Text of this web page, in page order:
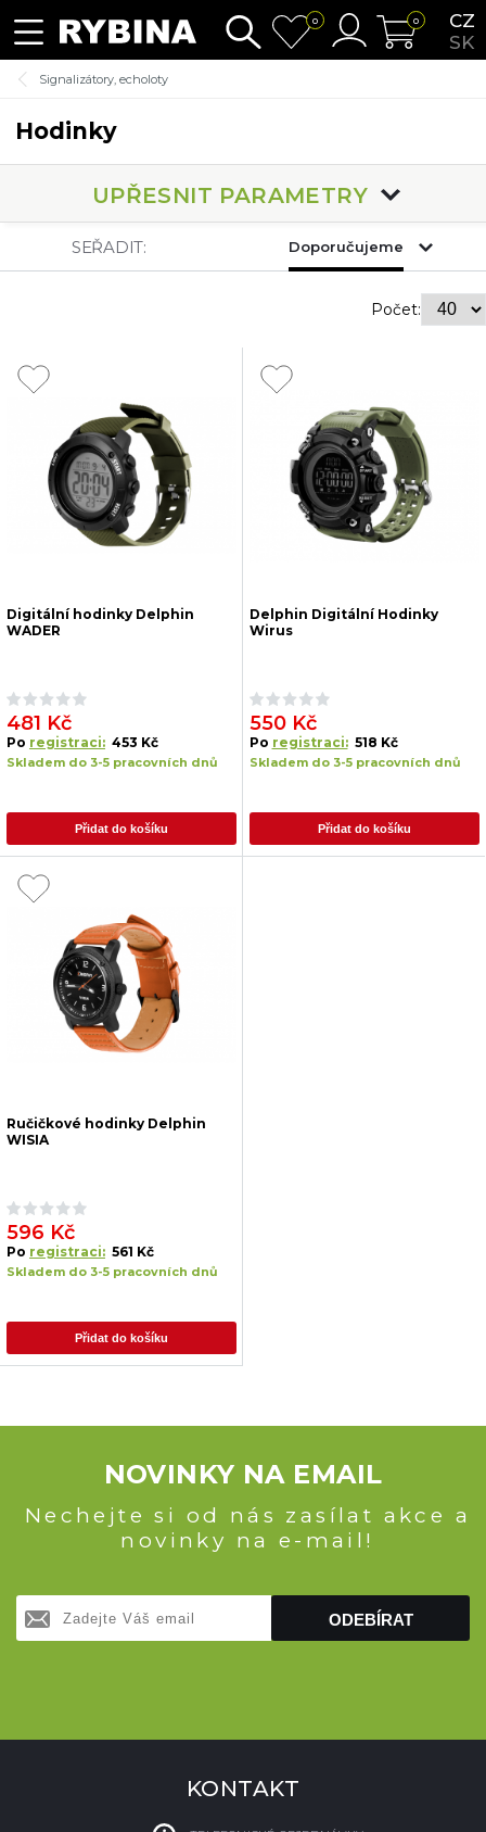
CZ
SK
0 0
Signalizátory, echoloty
Hodinky
UPŘESNIT PARAMETRY
SEŘADIT: Doporučujeme
Počet:
Digitální hodinky Delphin
WADER
481 Kč
Po registraci: 453 Kč
Skladem do 3-5 pracovních dnů
Přidat do košíku
Delphin Digitální Hodinky
Wirus
550 Kč
Po registraci: 518 Kč
Skladem do 3-5 pracovních dnů
Přidat do košíku
Ručičkové hodinky Delphin
WISIA
596 Kč
Po registraci: 561 Kč
Skladem do 3-5 pracovních dnů
Přidat do košíku
NOVINKY NA EMAIL
Nechejte si od nás zasílat akce a
novinky na e-mail!
ODEBÍRAT
KONTAKT